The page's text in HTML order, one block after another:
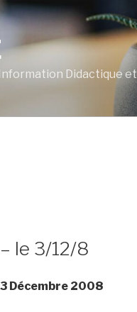
Didactique
le 3/12/8
Décembre 2008